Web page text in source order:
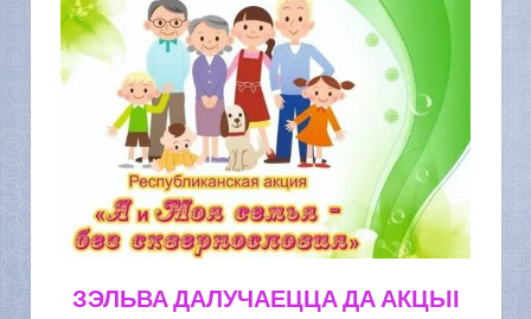
ЗЭЛЬВА ДАЛУЧАЕЦЦА ДА АКЦЫІ